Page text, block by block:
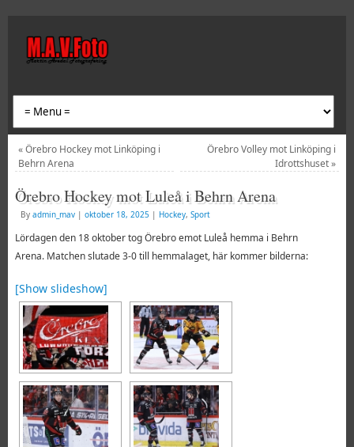
«Örebro Hockey mot Linköping i
Behrn Arena
Örebro Volley mot Linköping i
Idrottshuset»
Örebro Hockey mot Luleå i Behrn Arena
By admin_mav | oktober 18, 2025 | Hockey, Sport
Lördagen den 18 oktober tog Örebro emot Luleå hemma i Behrn
Arena.Matchen slutade 3-0 till hemmalaget, här kommer bilderna:
[Show slideshow]